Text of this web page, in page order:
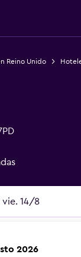
Reino Unido
vie. 14/8
2026